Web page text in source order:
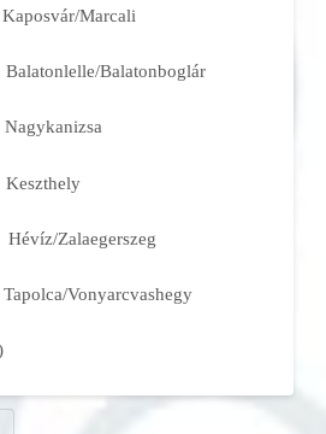
Marcali
Balatonboglár
Zalaegerszeg
Vonyarcvashegy